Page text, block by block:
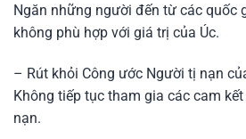
Ngăn những người đến từ các quốc
không phù hợp với giá trị của Úc.
– Rút khỏi Công ước Người tị nạn
Không tiếp tục tham gia các cam
nạn.